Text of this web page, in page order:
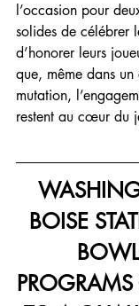
l’occasion pour
solides de célébrer
d’honorer leurs
que, même dans
mutation,
restent au cœur du
BOISE